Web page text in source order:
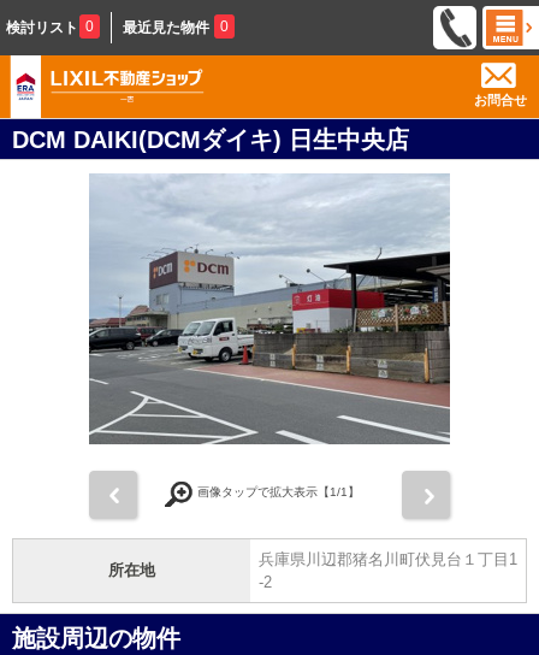
検討リスト 0 最近見た物件 0
お問合せ
DCM DAIKI(DCMダイキ) 日生中央店
画像タップで拡大表示【1/1】
所在地
兵庫県川辺郡猪名川町伏見台１丁目1
-2
施設周辺の物件